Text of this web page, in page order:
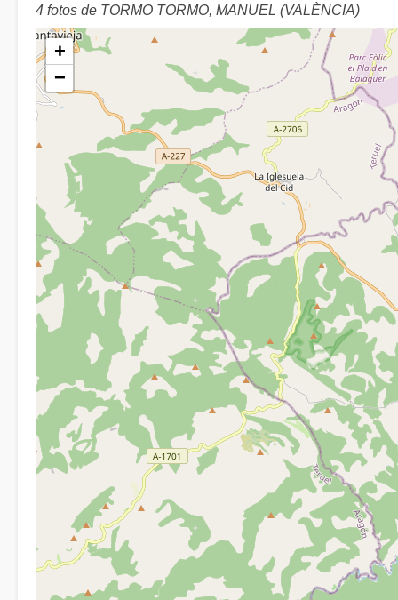
4 fotos de TORMO TORMO, MANUEL (VALÈNCIA)
+
−